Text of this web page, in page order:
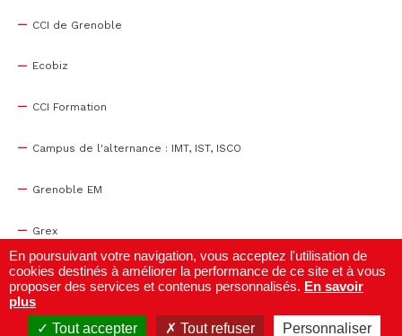
CCI de Grenoble
Ecobiz
CCI Formation
Campus de l'alternance : IMT, IST, ISCO
Grenoble EM
Grex
WTC Grenoble
Centre de congrès
En poursuivant votre navigation, vous acceptez l'utilisation de
cookies destinés à améliorer la performance de ce site et à vous
proposer des services et contenus personnalisés. En savoir
plus
Tout accepter
Tout refuser Personnaliser